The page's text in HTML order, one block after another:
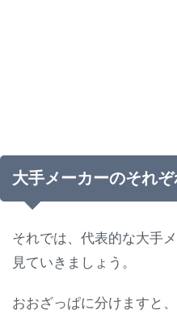
大手メーカーのそれ
それでは、代表的な大手
見ていきましょう。
おおざっぱに分けますと、